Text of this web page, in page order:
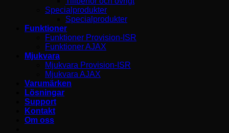
Specialprodukter
Specialprodukter
Funktioner
Funktioner Provision-ISR
Funktioner AJAX
Mjukvara
Mjukvara Provision-ISR
Mjukvara AJAX
Varumärken
Lösningar
Support
Kontakt
Om oss